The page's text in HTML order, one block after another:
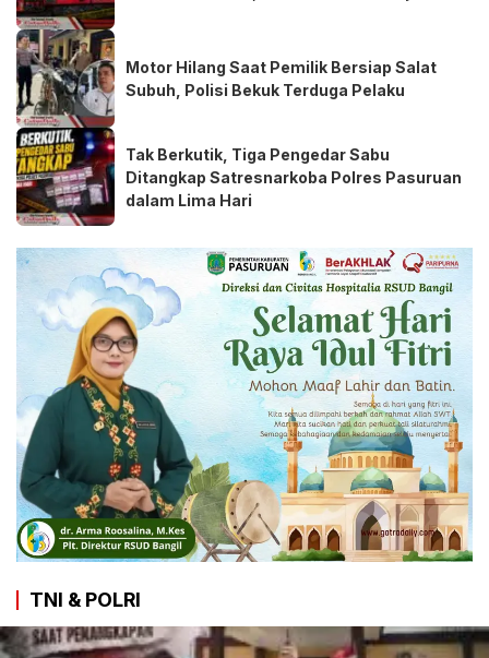
Motor Hilang Saat Pemilik Bersiap Salat
Subuh, Polisi Bekuk Terduga Pelaku
Tak Berkutik, Tiga Pengedar Sabu
Ditangkap Satresnarkoba Polres Pasuruan
dalam Lima Hari
TNI & POLRI